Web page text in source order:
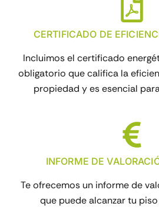
CERTIFICADO DE
Incluimos el certificado
obligatorio que califica la
propiedad y es esencial
INFORME DE
Te ofrecemos un informe de
que puede alcanzar tu